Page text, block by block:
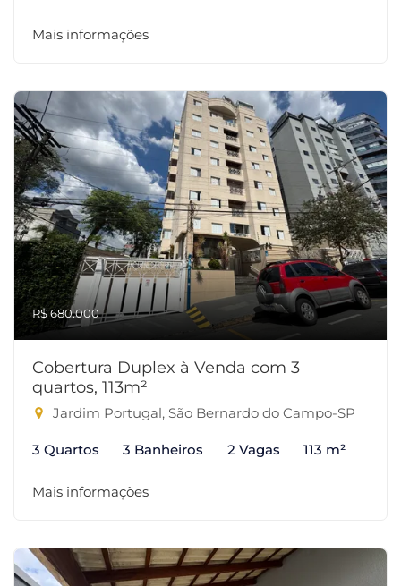
Mais informações
R$ 680.000
Cobertura Duplex à Venda com 3
quartos, 113m²
Jardim Portugal, São Bernardo do Campo-SP
3 Quartos 3 Banheiros 2 Vagas 113 m²
Mais informações